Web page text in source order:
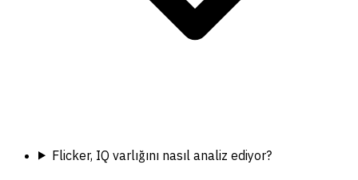
Flicker, IQ varlığını nasıl analiz ediyor?